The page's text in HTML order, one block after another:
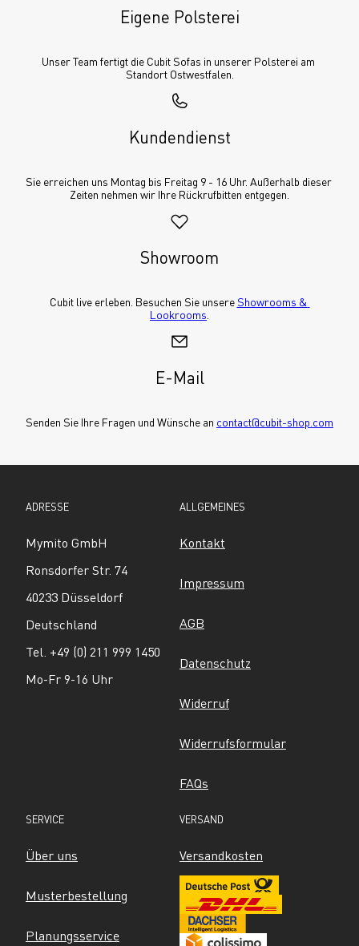
Eigene Polsterei
Unser Team fertigt die Cubit Sofas in unserer Polsterei am
Standort Ostwestfalen.
Kundendienst
Sie erreichen uns Montag bis Freitag 9 - 16 Uhr. Außerhalb dieser
Zeiten nehmen wir Ihre Rückrufbitten entgegen.
Showroom
Cubit live erleben. Besuchen Sie unsere Showrooms &
Lookrooms
E-Mail
Senden Sie Ihre Fragen und Wünsche an contact@cubit-shop.com
ADRESSE
Mymito GmbH
Ronsdorfer Str. 74
40233 Düsseldorf
Deutschland
Tel. +49 (0) 211 999 1450
Mo-Fr 9-16 Uhr
ALLGEMEINES
Kontakt
Impressum
AGB
Datenschutz
Widerruf
Widerrufsformular
FAQs
SERVICE
Über uns
Musterbestellung
Planungsservice
VERSAND
Versandkosten